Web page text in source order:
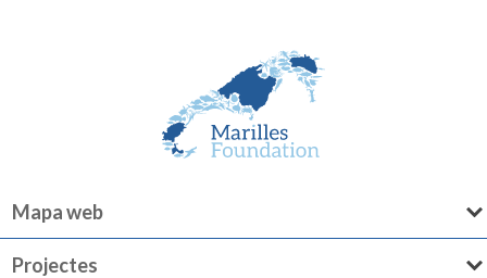
Mapa web
Projectes